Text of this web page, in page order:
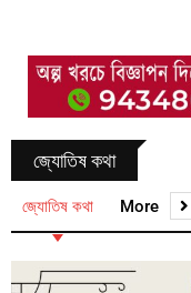
জ্যোতিষ কথা
জ্যোতিষ কথা More